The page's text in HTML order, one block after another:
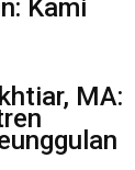
Kami
MA: